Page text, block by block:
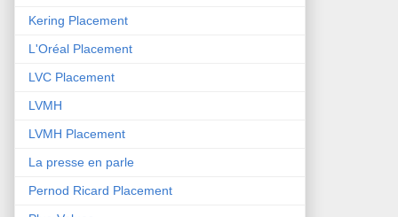
Kering Placement
L'Oréal Placement
LVC Placement
LVMH
LVMH Placement
La presse en parle
Pernod Ricard Placement